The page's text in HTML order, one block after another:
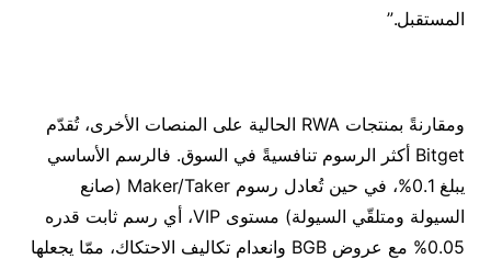
المستقبل.”
ومقارنةً بمنتجات RWA الحالية على المنصات الأخرى، تُقدّم
Bitget أكثر الرسوم تنافسيةً في السوق. فالرسم الأساسي
يبلغ 0.1%، في حين تُعادل رسوم Maker/Taker (صانع
السيولة ومتلقّي السيولة) مستوى VIP، أي رسم ثابت قدره
0.05% مع عروض BGB وانعدام تكاليف الاحتكاك، ممّا يجعلها